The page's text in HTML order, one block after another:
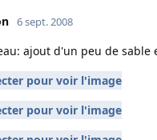
6 sept. 2008
ajout d'un peu de
pour voir l'image
pour voir l'image